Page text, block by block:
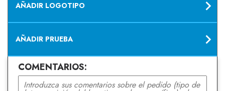
AÑADIR LOGOTIPO
AÑADIR PRUEBA
COMENTARIOS: